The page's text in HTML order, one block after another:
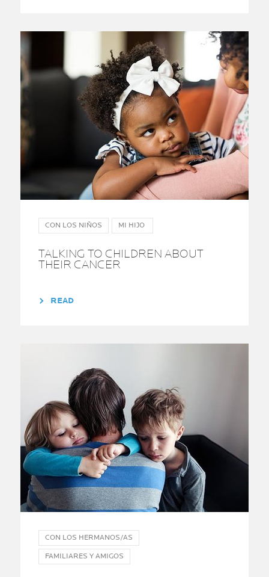
CON LOS NIÑOS MI HIJO
TALKING TO CHILDREN ABOUT
THEIR CANCER
READ
CON LOS HERMANOS/AS
FAMILIARES Y AMIGOS